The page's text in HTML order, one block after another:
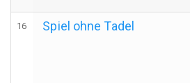
16 Spiel ohne Tadel